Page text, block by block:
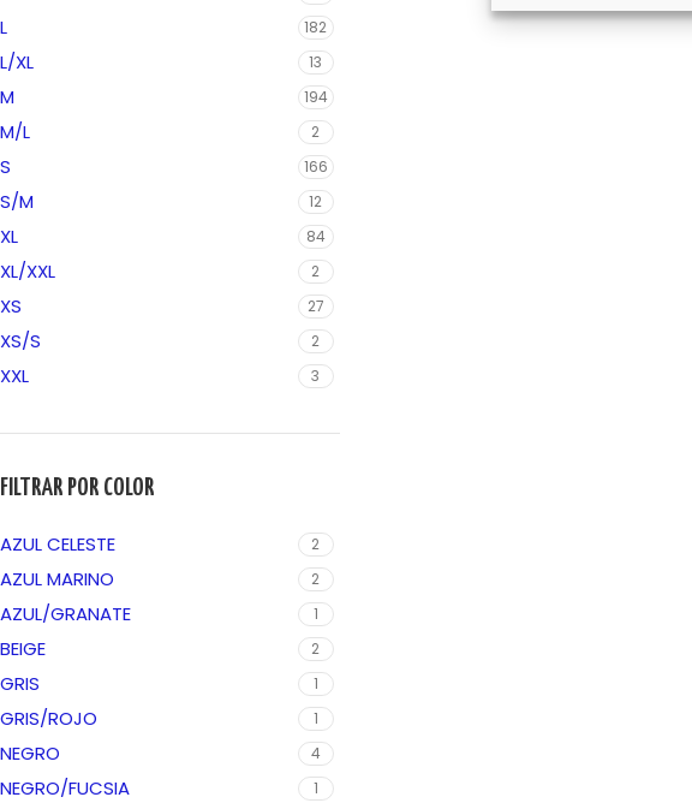
L 182
L/XL 13
M 194
M/L 2
S 166
S/M 12
XL 84
XL/XXL 2
XS 27
XS/S 2
XXL 3
FILTRAR POR COLOR
AZUL CELESTE 2
AZUL MARINO 2
AZUL/GRANATE 1
BEIGE 2
GRIS 1
GRIS/ROJO 1
NEGRO 4
NEGRO/FUCSIA 1